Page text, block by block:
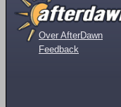
Over AfterDawn
Feedback